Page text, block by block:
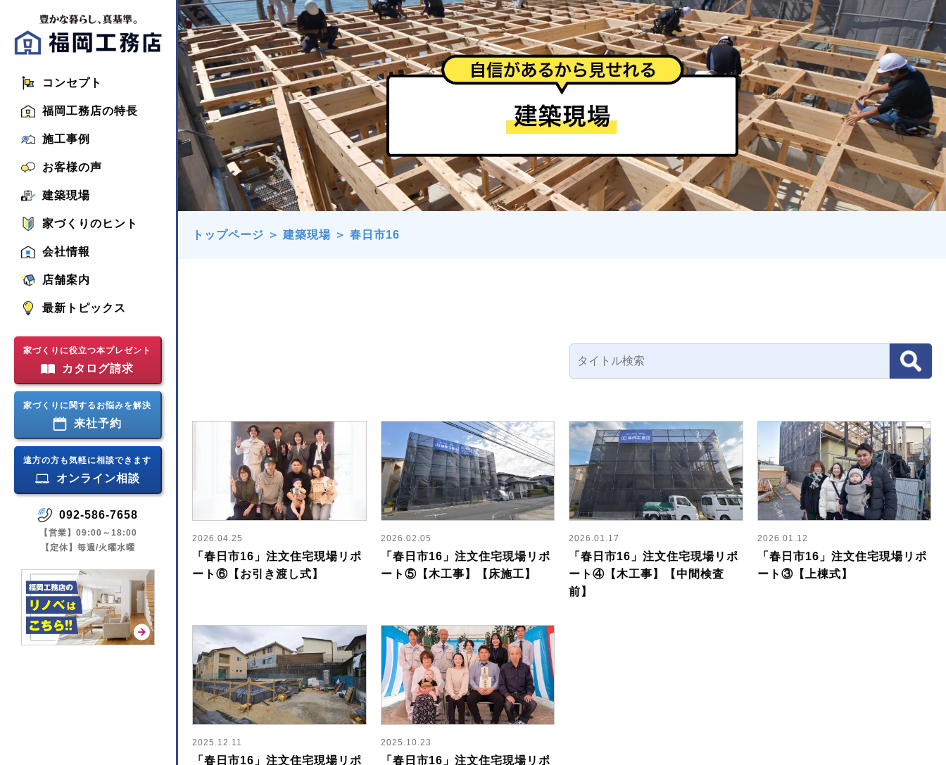
コンセプト
福岡工務店の特長
施工事例
お客様の声
建築現場
家づくりのヒント
会社情報
店舗案内
最新トピックス
家づくりに役立つ本プレゼント
カタログ請求
家づくりに関するお悩みを解決
来社予約
遠方の方も気軽に相談できます
オンライン相談
092-586-7658
【営業】09:00～18:00
【定休】毎週/火曜水曜
トップページ ＞ 建築現場 ＞ 春日市16
2026.04.25
「春日市16」注文住宅現場リポ
ート⑥【お引き渡し式】
2026.02.05
「春日市16」注文住宅現場リポ
ート⑤【木工事】【床施工】
2026.01.17
「春日市16」注文住宅現場リポ
ート④【木工事】【中間検査
前】
2026.01.12
「春日市16」注文住宅現場リポ
ート③【上棟式】
2025.12.11
「春日市16」注文住宅現場リポ
2025.10.23
「春日市16」注文住宅現場リポ